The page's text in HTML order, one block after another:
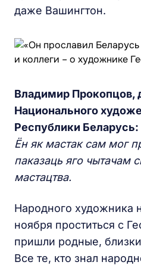
даже Вашингтон.
Владимир Прокопцов,
Национального
Республики Беларусь:
Ён як мастак сам мог
паказаць яго чытачам
мастацтва.
Народного художника
ноября проститься с
пришли родные,
Все те, кто знал